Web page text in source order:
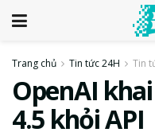
Trang chủ Tin tức 24H Tin
OpenAI
4.5 khỏi API